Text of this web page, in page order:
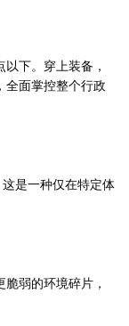
下。穿上装备，
全面掌控整个行政
是一种仅在特定体
弱的环境碎片，